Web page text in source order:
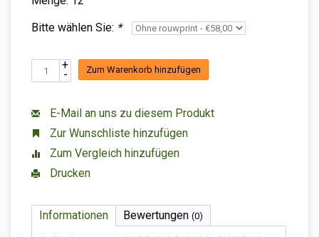
Bitte wählen Sie: *
+
- Zum Warenkorb hinzufügen
E-Mail an uns zu diesem Produkt
Zur Wunschliste hinzufügen
Zum Vergleich hinzufügen
Drucken
Informationen Bewertungen (0)